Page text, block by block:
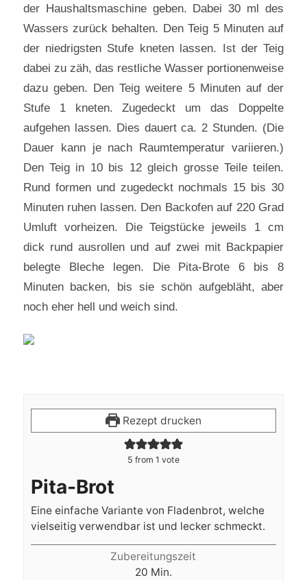
der Haushaltsmaschine geben. Dabei 30 ml des
Wassers zurück behalten. Den Teig 5 Minuten auf
der niedrigsten Stufe kneten lassen. Ist der Teig
dabei zu zäh, das restliche Wasser portionenweise
dazu geben. Den Teig weitere 5 Minuten auf der
Stufe 1 kneten. Zugedeckt um das Doppelte
aufgehen lassen. Dies dauert ca. 2 Stunden. (Die
Dauer kann je nach Raumtemperatur variieren.)
Den Teig in 10 bis 12 gleich grosse Teile teilen.
Rund formen und zugedeckt nochmals 15 bis 30
Minuten ruhen lassen. Den Backofen auf 220 Grad
Umluft vorheizen. Die Teigstücke jeweils 1 cm
dick rund ausrollen und auf zwei mit Backpapier
belegte Bleche legen. Die Pita-Brote 6 bis 8
Minuten backen, bis sie schön aufgebläht, aber
noch eher hell und weich sind.
Rezept drucken
5 from 1 vote
Pita-Brot
Eine einfache Variante von Fladenbrot, welche
vielseitig verwendbar ist und lecker schmeckt.
Zubereitungszeit
20Minuten
Min.